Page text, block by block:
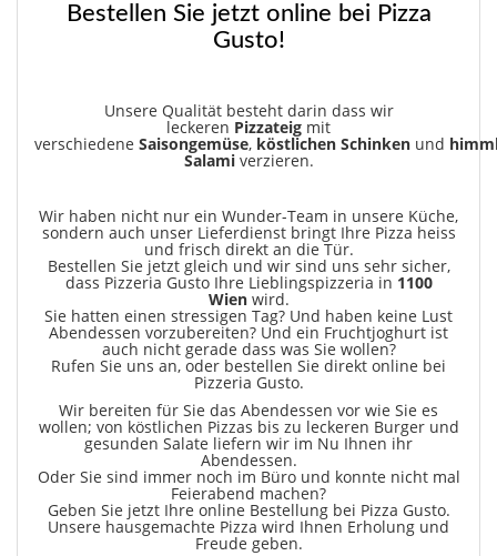
Bestellen Sie jetzt online bei Pizza
Gusto!
Unsere Qualität besteht darin dass wir
leckeren Pizzateig mit
verschiedene Saisongemüse, köstlichen Schinken und
Salamiverzieren.
Wir haben nicht nur ein Wunder-Team in unsere Küche,
sondern auch unser Lieferdienst bringt Ihre Pizza heiss
und frisch direkt an die Tür.
Bestellen Sie jetzt gleich und wir sind uns sehr sicher,
dass Pizzeria Gusto Ihre Lieblingspizzeria in 1100
Wienwird.
Sie hatten einen stressigen Tag? Und haben keine Lust
Abendessen vorzubereiten? Und ein Fruchtjoghurt ist
auch nicht gerade dass was Sie wollen?
Rufen Sie uns an, oder bestellen Sie direkt online bei
Pizzeria Gusto.
Wir bereiten für Sie das Abendessen vor wie Sie es
wollen; von köstlichen Pizzas bis zu leckeren Burger und
gesunden Salate liefern wir im Nu Ihnen ihr
Abendessen.
Oder Sie sind immer noch im Büro und konnte nicht mal
Feierabend machen?
Geben Sie jetzt Ihre online Bestellung bei Pizza Gusto.
Unsere hausgemachte Pizza wird Ihnen Erholung und
Freude geben.